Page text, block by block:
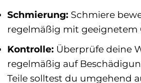
Schmierung: Schmiere
regelmäßig mit geeignetem
Kontrolle: Überprüfe deine
regelmäßig auf
Teile solltest du umgehend